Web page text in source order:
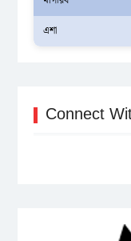
এশা
Connect